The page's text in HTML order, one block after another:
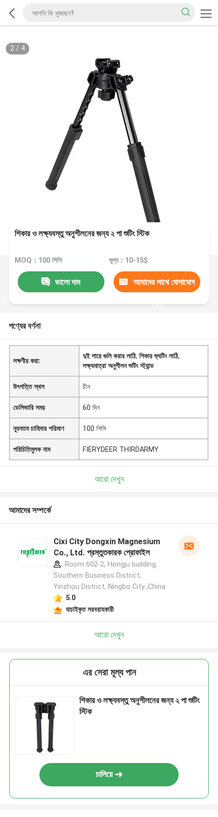
2/ 4
শিকার ও লক্ষ্যবস্তু অনুশীলনের জন্য ২ পা শুটিং স্টিক
MOQ：100 পিসি মূল্য：10-15$
ভালো দাম আমাদের সাথে যোগাযোগ
করুন
পণ্যের বর্ণনা
লক্ষণীয় করা:
দুই পায়ে গুলি করার লাঠি,শিকার শ্যুটিং লাঠি,
লক্ষ্যমাত্রা অনুশীলন শুটিং স্ট্যান্ড
উৎপত্তি স্থল চীন
ডেলিভারি সময় 60 দিন
ন্যূনতম চাহিদার পরিমাণ 100 পিসি
পরিচিতিমুলক নাম FIERYDEER THIRDARMY
আরো দেখুন
আমাদের সম্পর্কে
Cixi City Dongxin Magnesium
Co., Ltd. প্রস্তুতকারক প্রোফাইল
Room 602-2, Hongju building,
Southern Business District,
Yinzhou District, Ningbo City ,China
5.0
যাচাইকৃত সরবরাহকারী
আরো দেখুন
এর সেরা মূল্য পান
শিকার ও লক্ষ্যবস্তু অনুশীলনের জন্য ২ পা শুটিং
স্টিক
চালিয়ে